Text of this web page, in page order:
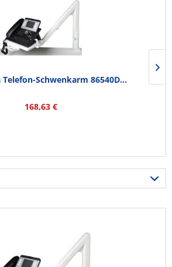
Schwenkarm 86540D...
168,63 €